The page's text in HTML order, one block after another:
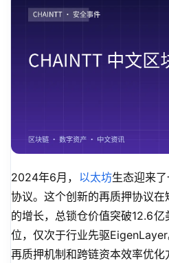
2024年6月， 以太坊生态迎来
协议。这个创新的再质押协议
的增长，总锁仓价值突破12.6
位，仅次于行业先驱
再质押机制和跨链资本效率优